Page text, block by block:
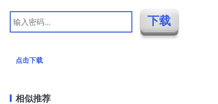
点击下载
相似推荐